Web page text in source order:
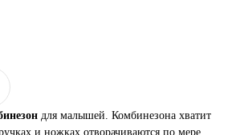
для малышей. Комбинезона хватит
и ножках отворачиваются по мере